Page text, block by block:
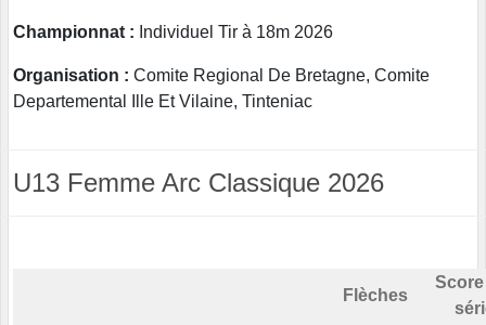
Championnat : Individuel Tir à 18m 2026
Organisation : Comite Regional De Bretagne, Comite
Departemental Ille Et Vilaine, Tinteniac
U13 Femme Arc Classique 2026
Flèches